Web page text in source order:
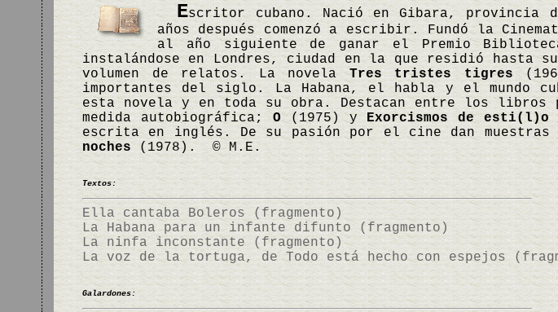
Escritor cubano. Nació en Gibara, provincia
años después comenzó a escribir. Fundó la
al año siguiente de ganar el Premio
instalándose en Londres, ciudad en la que residió hasta
volumen de relatos. La novelaTres tristes tigres
importantes del siglo. La Habana, el habla y el mundo
esta novela y en toda su obra. Destacan entre los libros
medida autobiográfica; O(1975) y Exorcismos de esti(l)o
escrita en inglés. De su pasión por el cine dan
noches(1978). © M.E.
Textos:
Ella cantaba Boleros (fragmento)
La Habana para un infante difunto (fragmento)
La ninfa inconstante (fragmento)
La voz de la tortuga, de Todo está hecho con espejos
Galardones: